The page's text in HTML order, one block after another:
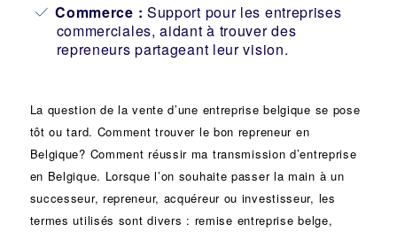
Commerce : Support pour les entreprises
commerciales, aidant à trouver des
repreneurs partageant leur vision.
La question de la vente d’une entreprise belgique se pose
tôt ou tard. Comment trouver le bon repreneur en
Belgique? Comment réussir ma transmission d’entreprise
en Belgique. Lorsque l’on souhaite passer la main à un
successeur, repreneur, acquéreur ou investisseur, les
termes utilisés sont divers : remise entreprise belge,